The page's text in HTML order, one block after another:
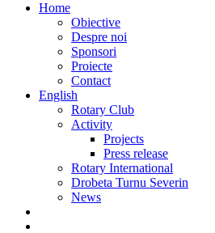
Home
Obiective
Despre noi
Sponsori
Proiecte
Contact
English
Rotary Club
Activity
Projects
Press release
Rotary International
Drobeta Turnu Severin
News